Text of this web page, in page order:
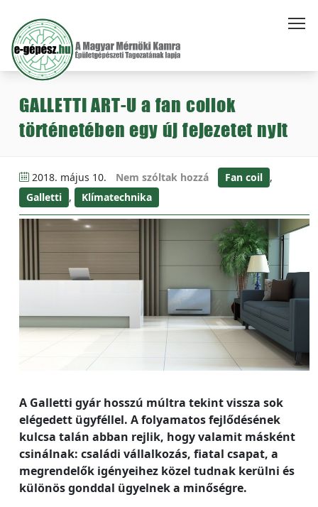
GALLETTI ART-U a fan coilok
történetében egy új fejezetet nyit
2018. május 10. Nem szóltak hozzá Fan coil ,
Galletti , Klímatechnika
A Galletti gyár hosszú múltra tekint vissza sok
elégedett ügyféllel. A folyamatos fejlődésének
kulcsa talán abban rejlik, hogy valamit másként
csinálnak: családi vállalkozás, fiatal csapat, a
megrendelők igényeihez közel tudnak kerülni és
különös gonddal ügyelnek a minőségre.